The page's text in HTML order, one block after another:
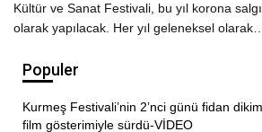
Kültür ve Sanat Festivali, bu yıl korona
olarak yapılacak. Her yıl geleneksel olarak…
Populer
Kurmeş Festivali’nin 2’nci günü fidan
film gösterimiyle sürdü-VİDEO